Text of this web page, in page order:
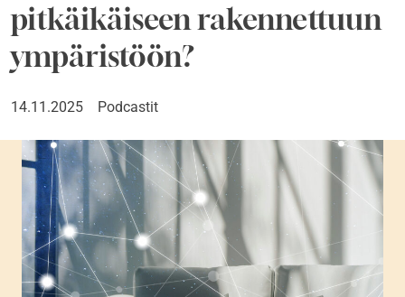
pitkäikäiseen rakennettuun
ympäristöön?
14.11.2025 Podcastit